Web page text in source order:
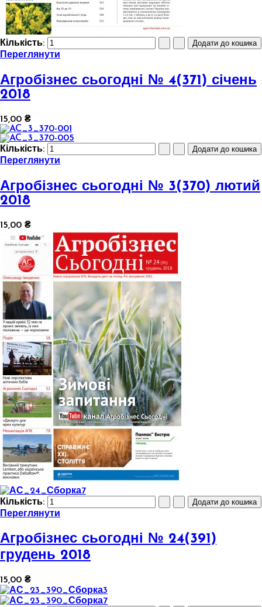
Кількість:
Переглянути
Агробізнес сьогодні № 4(371) січень
2018
15,00 ₴
Кількість:
Переглянути
Агробізнес сьогодні № 3(370) лютий
2018
15,00 ₴
Кількість:
Переглянути
Агробізнес сьогодні № 24(391)
грудень 2018
15,00 ₴